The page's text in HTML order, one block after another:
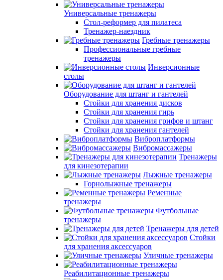
Универсальные тренажеры
Стол-реформер для пилатеса
Тренажер-наездник
Гребные тренажеры
Профессиональные гребные
тренажеры
Инверсионные
столы
Оборудование для штанг и гантелей
Стойки для хранения дисков
Стойки для хранения гирь
Стойки для хранения грифов и штанг
Стойки для хранения гантелей
Виброплатформы
Вибромассажеры
Тренажеры
для кинезотерапии
Лыжные тренажеры
Горнолыжные тренажеры
Ременные
тренажеры
Футбольные
тренажеры
Тренажеры для детей
Стойки
для хранения аксессуаров
Уличные тренажеры
Реабилитационные тренажеры